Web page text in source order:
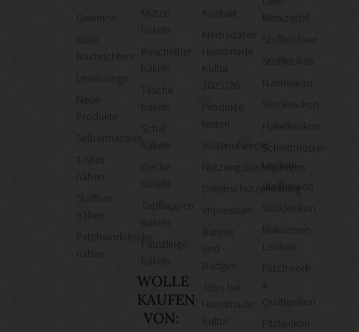
Gute
Nachrichten!
Leselounge
Produkte
Selbermachen
T-Shirt
Stofftier
Patchworkdecke
Mütze
häkeln
Kuscheltier
Tasche
häkeln
Topflappen
häkeln
Fäustlinge
häkeln
WOLLE
KAUFEN
VON:
Kontakt
Mediadaten
Kultur
2025/26
Produkte
testen
Widerrufsrecht
Nutzungsbedingungen
Datenschutzerklärung
Kultur
Merkzettel
Stoffrechner
Stofflexikon
Nählexikon
Stricklexikon
Häkellexikon
Schnittmuster-
Lexikon
Wolllexikon
Sticklexikon
Makramee-
Lexikon
Patchwork-
&
Quiltlexikon
Filzlexikon